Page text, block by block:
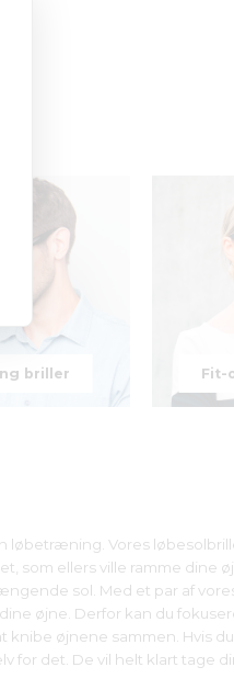
briller Fit-
Vores
som ellers ville ramme dine
sol. Med et par af
øjne. Derfor kan du
øjnene sammen. Hvis
for det. De vil helt klart tage